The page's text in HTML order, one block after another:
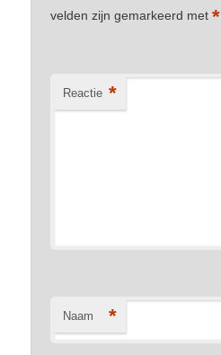
velden zijn gemarkeerd met*
Reactie *
Naam *